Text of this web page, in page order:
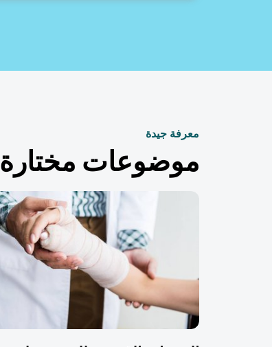
معرفة جيدة
موضوعات مختارة